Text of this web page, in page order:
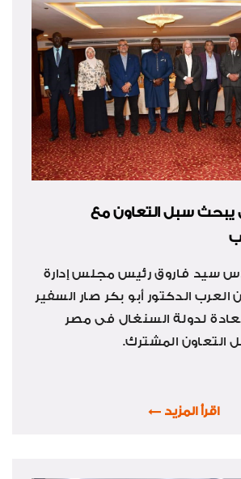
يبحث سبل التعاون مع
سيد فاروق رئيس مجلس إدارة
العرب الدكتور أبو بكر صار السفير
لدولة السنغال فى مصر
التعاون المشترك.
اقرأ المزيد